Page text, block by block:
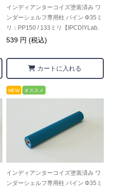
インディアンターコイズ塗装済み ワ
ンダーシェルフ専用柱 パイン Φ35ミ
リ：PP150 / 133ミリ【IPCDIYLab.
オリジナル】
539 円 (税込)
カートに入れる
NEW オススメ
インディアンターコイズ塗装済み ワ
ンダーシェルフ専用柱 パイン Φ35ミ